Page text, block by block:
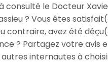
consulté le Docteur
? Vous êtes
contraire, avez été
? Partagez votre avis
internautes à